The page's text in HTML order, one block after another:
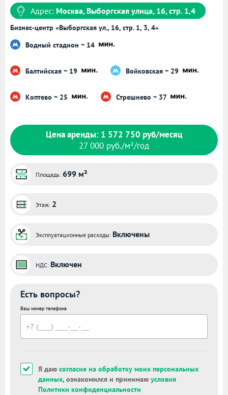
Адрес: Москва, Выборгская улица, 16, стр. 1,4
Бизнес-центр «Выборгская ул., 16, стр. 1, 3, 4»
Водный стадион ~ 14
Балтийская ~ 19 Войковская ~ 29
Коптево ~ 25 Стрешнево ~ 37
Цена аренды: 1 572 750 руб/месяц
27 000 руб./м²/год
Площадь: 699 м²
Этаж: 2
Эксплуатационные расходы: Включены
НДС: Включен
Есть вопросы?
Ваш номер телефона
Я даю согласие на обработку моих персональных
данных, ознакомился и принимаю условия
Политики конфиденциальности